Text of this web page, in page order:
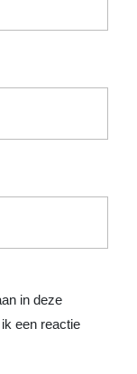
in deze
een reactie